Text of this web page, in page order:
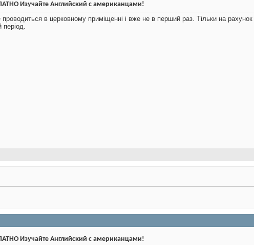
Изучайте Английский с американцами!
в церковному приміщенні і вже не в перший раз. Тільки на
період.
Изучайте Английский с американцами!